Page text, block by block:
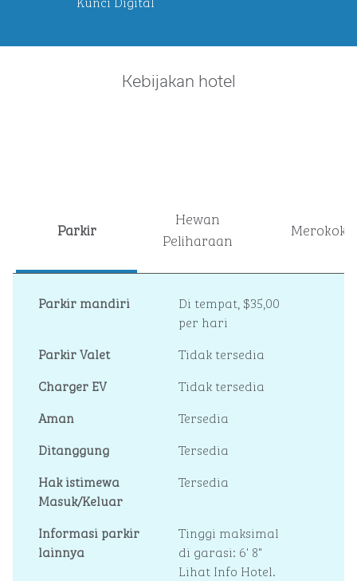
Kebijakan hotel
Parkir
Hewan
Peliharaan
Merokok
Parkir mandiri Di tempat, $35,00
per hari
Parkir Valet
Tidak tersedia
Charger EV
Tidak tersedia
Aman
Tersedia
Ditanggung
Tersedia
Hak istimewa
Masuk/Keluar
Tersedia
Informasi parkir
lainnya
Tinggi maksimal
di garasi: 6' 8"
Lihat Info Hotel.